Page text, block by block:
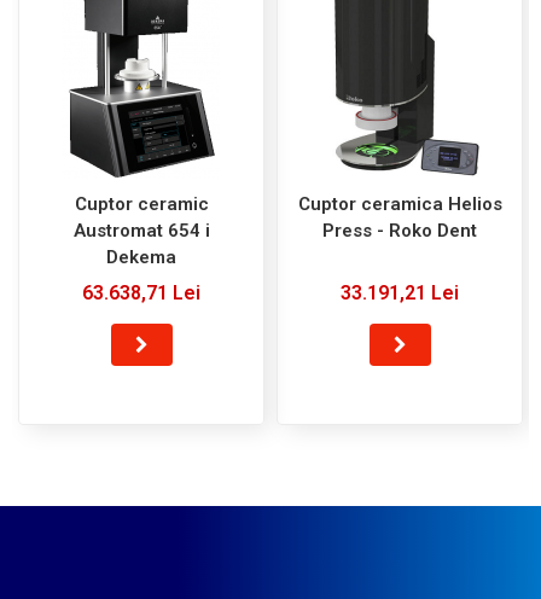
Cuptor ceramic
Austromat 654 i
Dekema
63.638,71 Lei
Cuptor ceramica Helios
Press - Roko Dent
33.191,21 Lei